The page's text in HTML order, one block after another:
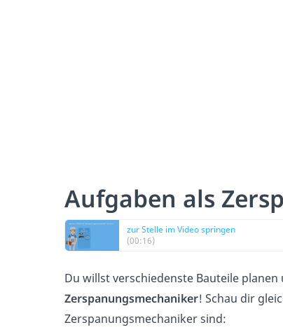
Aufgaben als
zur Stelle im Video springen
(00:16)
Du willst verschiedenste Bauteile
Zerspanungsmechaniker! Schau dir
Zerspanungsmechaniker sind: